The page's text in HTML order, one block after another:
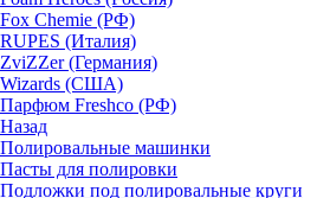
Fox Chemie (РФ)
RUPES (Италия)
ZviZZer (Германия)
Wizards (США)
Парфюм Freshco (РФ)
Назад
Полировальные машинки
Пасты для полировки
Подложки под полировальные круги